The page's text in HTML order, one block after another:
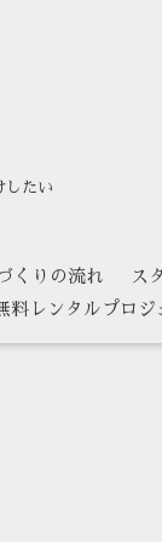
したい
くりの流れ ス
レンタルプロジ